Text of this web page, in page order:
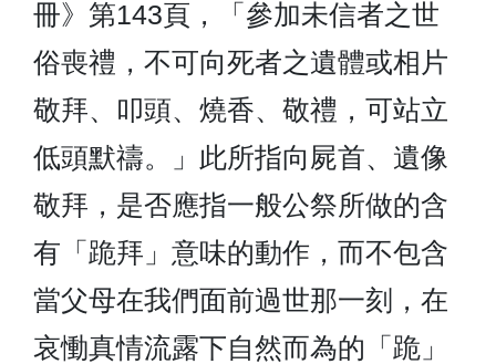
冊》第143頁，「參加未信者之世
俗喪禮，不可向死者之遺體或相片
敬拜、叩頭、燒香、敬禮，可站立
低頭默禱。」此所指向屍首、遺像
敬拜，是否應指一般公祭所做的含
有「跪拜」意味的動作，而不包含
當父母在我們面前過世那一刻，在
哀慟真情流露下自然而為的「跪」